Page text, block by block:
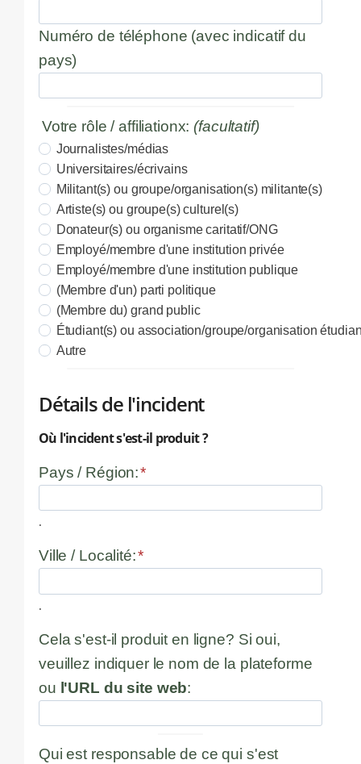
Numéro de téléphone (avec indicatif du
pays)
Votre rôle / affiliationx: (facultatif)
Journalistes/médias
Universitaires/écrivains
Militant(s) ou groupe/organisation(s) militante(s)
Artiste(s) ou groupe(s) culturel(s)
Donateur(s) ou organisme caritatif/ONG
Employé/membre d'une institution privée
Employé/membre d'une institution publique
(Membre d'un) parti politique
(Membre du) grand public
Étudiant(s) ou association/groupe/organisation
Autre
Détails de l'incident
Où l'incident s'est-il produit ?
Pays / Région:*
.
Ville / Localité:*
.
Cela s'est-il produit en ligne? Si oui,
veuillez indiquer le nom de la plateforme
ou l'URL du site web:
Qui est responsable de ce qui s'est